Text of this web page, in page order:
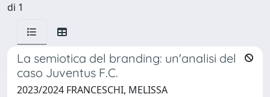
di 1
La semiotica del branding: un'analisi del
caso Juventus F.C.
2023/2024 FRANCESCHI, MELISSA